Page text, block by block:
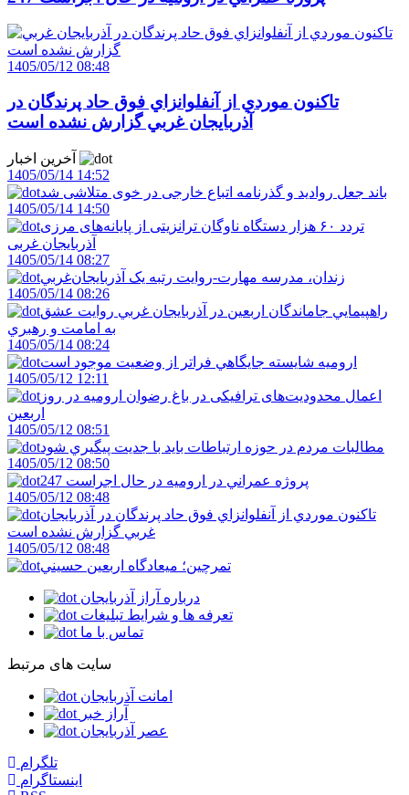
1405/05/12 08:48
تاکنون موردي از آنفلوانزاي فوق حاد پرندگان در
آذربايجان غربي گزارش نشده است
1405/05/14 14:52
باند جعل روادید و گذرنامه اتباع خارجی در خوی متلاشی شد
1405/05/14 14:50
تردد ۶۰ هزار دستگاه ناوگان ترانزیتی از پایانه‌های مرزی
آذربایجان ‌غربی
1405/05/14 08:27
زندان، مدرسه مهارت-روايت رتبه يک آذربايجان‌غربي
1405/05/14 08:26
راهپيمايي جاماندگان اربعين در آذربايجان غربي روايت عشق
به امامت و رهبري
1405/05/14 08:24
اروميه شايسته جايگاهي فراتر از وضعيت موجود است
1405/05/12 12:11
اعمال محدودیت‌های ترافیکی در باغ رضوان ارومیه در روز
اربعین
1405/05/12 08:51
مطالبات مردم در حوزه ارتباطات بايد با جديت پيگيري شود
1405/05/12 08:50
247 پروژه عمراني در اروميه در حال اجراست
1405/05/12 08:48
تاکنون موردي از آنفلوانزاي فوق حاد پرندگان در آذربايجان
غربي گزارش نشده است
1405/05/12 08:48
تمرچين؛ ميعادگاه اربعين حسيني
درباره آراز آذربایجان
تعرفه ها و شرایط تبلیغات
تماس با ما
سایت های مرتبط
امانت آذربایجان
آراز خبر
عصر آذربایجان
تلگرام
اینستاگرام